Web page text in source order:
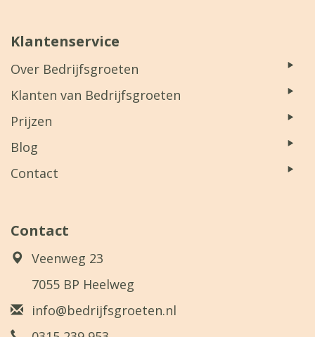
Klantenservice
Over Bedrijfsgroeten
Klanten van Bedrijfsgroeten
Prijzen
Blog
Contact
Contact
Veenweg 23
7055 BP Heelweg
info@bedrijfsgroeten.nl